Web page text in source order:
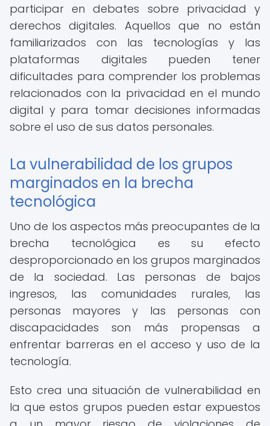
participar en debates sobre privacidad y
derechos digitales. Aquellos que no están
familiarizados con las tecnologías y las
plataformas digitales pueden tener
dificultades para comprender los problemas
relacionados con la privacidad en el mundo
digital y para tomar decisiones informadas
sobre el uso de sus datos personales.
La vulnerabilidad de los grupos
marginados en la brecha
tecnológica
Uno de los aspectos más preocupantes de la
brecha tecnológica es su efecto
desproporcionado en los grupos marginados
de la sociedad. Las personas de bajos
ingresos, las comunidades rurales, las
personas mayores y las personas con
discapacidades son más propensas a
enfrentar barreras en el acceso y uso de la
tecnología.
Esto crea una situación de vulnerabilidad en
la que estos grupos pueden estar expuestos